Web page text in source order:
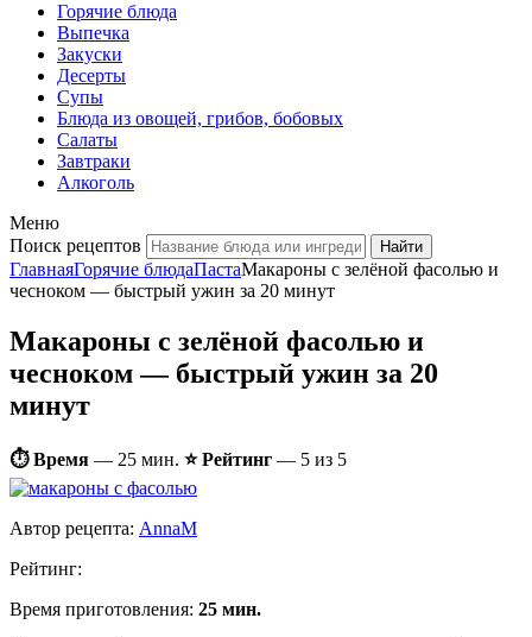
Горячие блюда
Выпечка
Закуски
Десерты
Супы
Блюда из овощей, грибов, бобовых
Салаты
Завтраки
Алкоголь
Меню
Поиск рецептов
ГлавнаяГорячие блюдаПастаМакароны с зелёной фасолью и
чесноком — быстрый ужин за 20 минут
Макароны с зелёной фасолью и
чесноком — быстрый ужин за 20
минут
⏱ Время — 25 мин. ⭐ Рейтинг — 5 из 5
Автор рецепта: AnnaM
Рейтинг:
Время приготовления: 25 мин.